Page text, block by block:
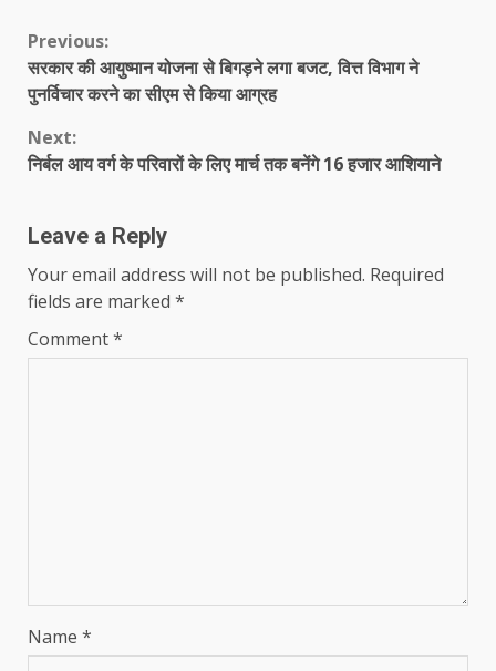
Continue
Reading
Previous:
सरकार की आयुष्मान योजना से बिगड़ने लगा बजट, वित्त विभाग ने
पुनर्विचार करने का सीएम से किया आग्रह
Next:
निर्बल आय वर्ग के परिवारों के लिए मार्च तक बनेंगे 16 हजार आशियाने
Leave a Reply
Your email address will not be published. Required
fields are marked *
Comment*
Name *